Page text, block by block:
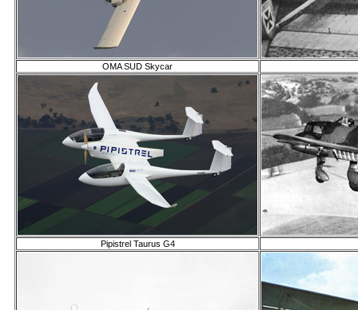
OMA SUD Skycar
Pipistrel Taurus G4